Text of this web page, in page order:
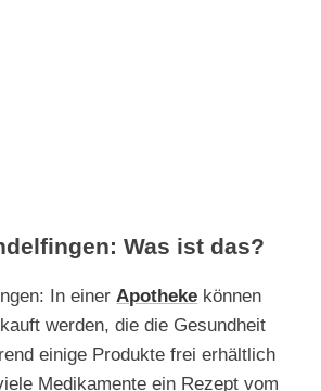
Was ist das?
In einer Apotheke können
werden, die die Gesundheit
einige Produkte frei erhältlich
Medikamente ein Rezept vom